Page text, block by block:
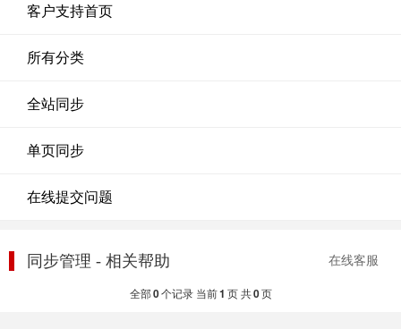
客户支持首页
所有分类
全站同步
单页同步
在线提交问题
同步管理 - 相关帮助 在线客服
全部0个记录 当前1 页 共0页